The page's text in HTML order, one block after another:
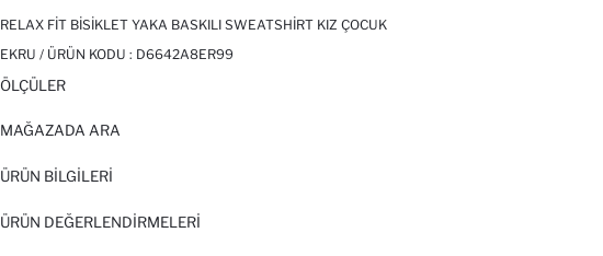
RELAX FIT BISIKLET YAKA BASKILI SWEATSHIRT KIZ ÇOCUK
EKRU / ÜRÜN KODU : D6642A8ER99
ÖLÇÜLER
MAĞAZADA ARA
ÜRÜN BILGILERI
ÜRÜN DEĞERLENDİRMELERİ